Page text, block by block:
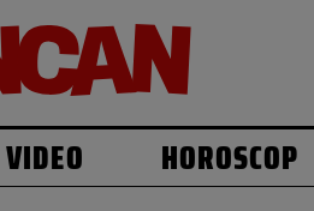
VIDEO HOROSCOP